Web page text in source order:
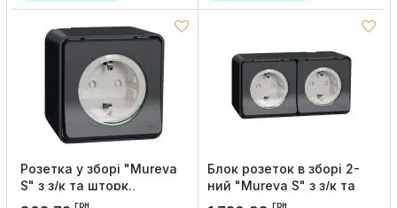
Розетка у зборі "Mureva
S" з з/к та шторк.,
чорний, IP55, Schneider
грн
Блок розеток в зборі 2-
ний "Mureva S" з з/к та
шторками, чорний, IP55,
грн